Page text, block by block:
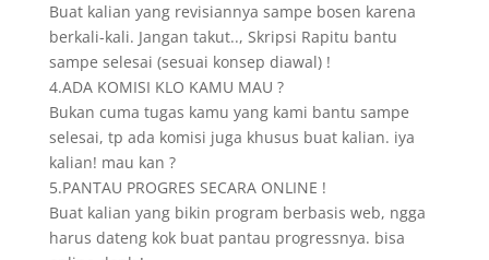
Buat kalian yang revisiannya sampe bosen karena
berkali-kali. Jangan takut.., Skripsi Rapitu bantu
sampe selesai (sesuai konsep diawal) !
4.ADA KOMISI KLO KAMU MAU ?
Bukan cuma tugas kamu yang kami bantu sampe
selesai, tp ada komisi juga khusus buat kalian. iya
kalian! mau kan ?
5.PANTAU PROGRES SECARA ONLINE !
Buat kalian yang bikin program berbasis web, ngga
harus dateng kok buat pantau progressnya. bisa